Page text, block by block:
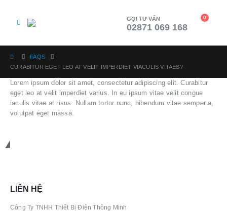
GỌI TƯ VẤN
02871 069 168
0
FAQS
CURABITUR EGET LEO AT VELIT IMPERDIET VIACULIS VITAES?
Lorem ipsum dolor sit amet, consectetur adipiscing elit. Curabitur
eget leo at velit imperdiet varius. In eu ipsum vitae velit congue
iaculis vitae at risus. Nullam tortor nunc, bibendum vitae semper a,
volutpat eget massa.
LIÊN HỆ
Công Ty TNHH Thiết Bị Điện Thông Minh